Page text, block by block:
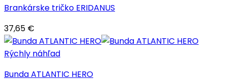
Brankárske tričko ERIDANUS
37,65 €
Rýchly náhľad
Bunda ATLANTIC HERO